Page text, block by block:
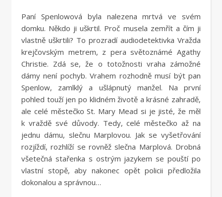
Paní Spenlowová byla nalezena mrtvá ve svém
domku. Někdo ji uškrtil. Proč musela zemřít a čím ji
vlastně uškrtili? To prozradí audiodetektivka Vražda
krejčovským metrem, z pera světoznámé Agathy
Christie. Zdá se, že o totožnosti vraha zámožné
dámy není pochyb. Vrahem rozhodně musí být pan
Spenlow, zamlklý a ušlápnutý manžel. Na první
pohled touží jen po klidném životě a krásné zahradě,
ale celé městečko St. Mary Mead si je jisté, že měl
k vraždě své důvody. Tedy, celé městečko až na
jednu dámu, slečnu Marplovou. Jak se vyšetřování
rozjíždí, rozhlíží se rovněž slečna Marplová. Drobná
všetečná stařenka s ostrým jazykem se pouští po
vlastní stopě, aby nakonec opět policii předložila
dokonalou a správnou…